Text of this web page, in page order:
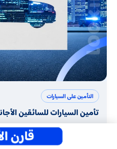
التأمين على السيارات
تأمين السيارات للسائقين